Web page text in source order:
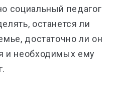
социальный педагог
останется ли
достаточно ли он
и необходимых ему